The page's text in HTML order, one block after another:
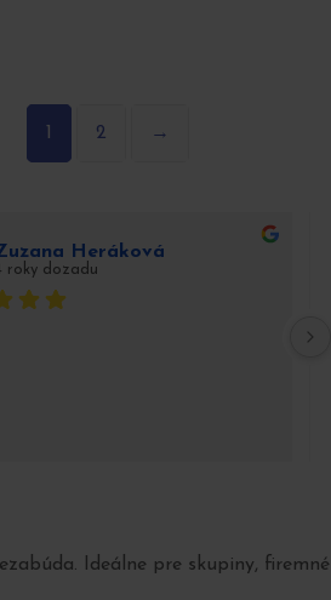
2 →
Heráková
roky dozadu
Ideálne pre skupiny, firemné